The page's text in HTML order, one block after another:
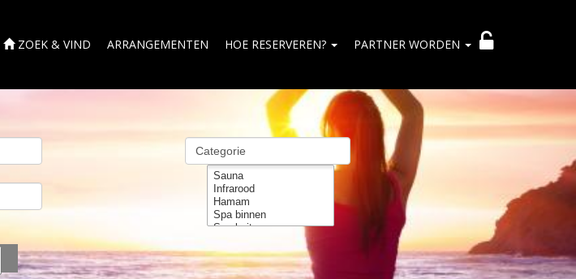
ZOEK & VIND ARRANGEMENTEN HOE RESERVEREN? PARTNER WORDEN